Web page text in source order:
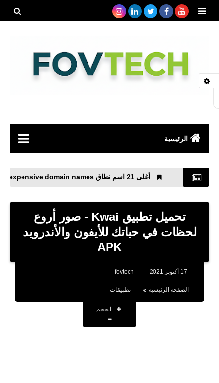
الرئيسية
رياضة
مواقع
بلوجر
اخبار
تطبيقات
تحميل تطبيق Kwai - صور أروع
لحظات في حياتك للأيفون والأندرويد
APK
fovtech
الصفحة الرئيسية نطبيقات
الحجم